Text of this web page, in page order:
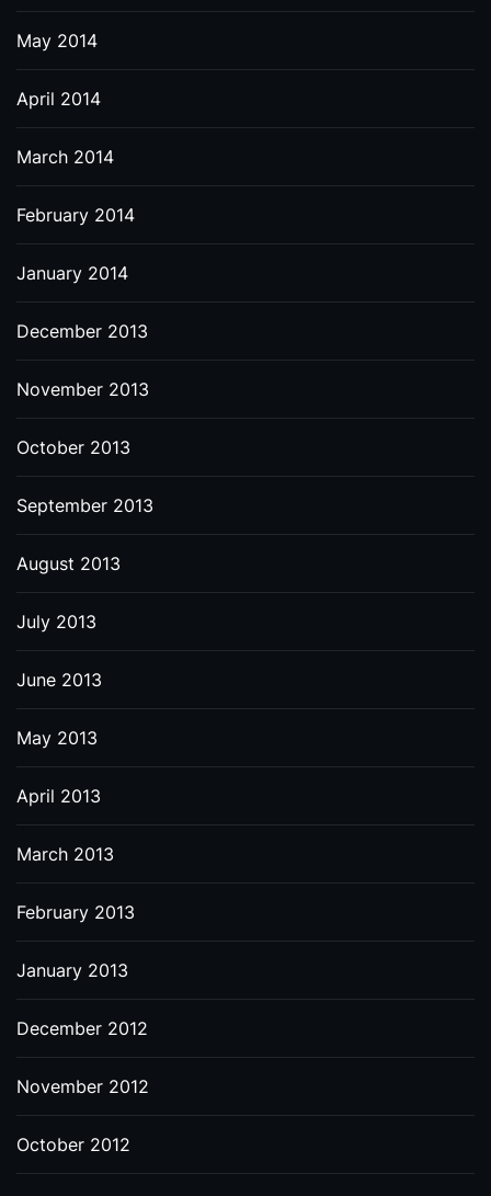
May 2014
April 2014
March 2014
February 2014
January 2014
December 2013
November 2013
October 2013
September 2013
August 2013
July 2013
June 2013
May 2013
April 2013
March 2013
February 2013
January 2013
December 2012
November 2012
October 2012